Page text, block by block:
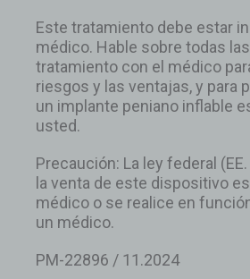
Este tratamiento debe estar
médico. Hable sobre todas
tratamiento con el médico
riesgos y las ventajas, y para
un implante peniano inflable
usted.
Precaución: La ley federal
la venta de este dispositivo
médico o se realice en
un médico.
PM-22896 / 11.2024